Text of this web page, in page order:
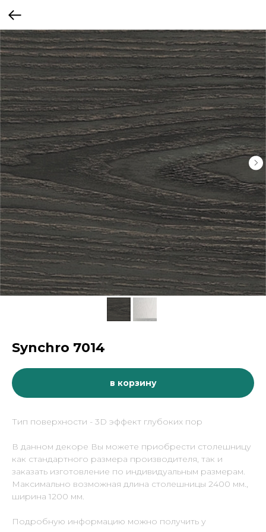
Synchro 7014
в корзину
Тип поверхности - 3D эффект глубоких пор
В данном декоре Вы можете приобрести столешницу
как стандартного размера производителя, так и
заказать изготовление по индивидуальным размерам.
Максимально возможная длина столешницы 2400 мм.,
ширина 1200 мм.
Подробную информацию можно получить у